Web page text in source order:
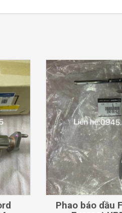
CHI
Phao báo dầu